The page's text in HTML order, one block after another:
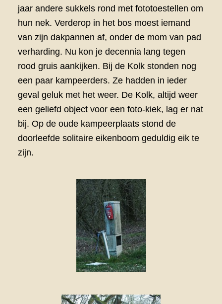
jaar andere sukkels rond met fototoestellen om
hun nek. Verderop in het bos moest iemand
van zijn dakpannen af, onder de mom van pad
verharding. Nu kon je decennia lang tegen
rood gruis aankijken. Bij de Kolk stonden nog
een paar kampeerders. Ze hadden in ieder
geval geluk met het weer. De Kolk, altijd weer
een geliefd object voor een foto-kiek, lag er nat
bij. Op de oude kampeerplaats stond de
doorleefde solitaire eikenboom geduldig eik te
zijn.